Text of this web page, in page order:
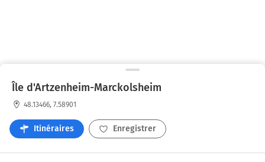
Île d'Artzenheim-Marckolsheim
48.13466, 7.58901
Itinéraires Enregistrer